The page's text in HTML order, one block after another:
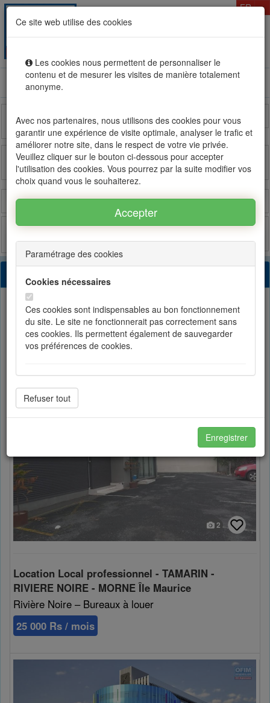
Ce site web utilise des cookies
Les cookies nous permettent de personnaliser le
contenu et de mesurer les visites de manière totalement
anonyme.
Avec nos partenaires, nous utilisons des cookies pour vous
garantir une expérience de visite optimale, analyser le trafic et
améliorer notre site, dans le respect de votre vie privée.
Veuillez cliquer sur le bouton ci-dessous pour accepter
l'utilisation des cookies. Vous pourrez par la suite modifier vos
choix quand vous le souhaiterez.
Paramétrage des cookies
Cookies nécessaires
Ces cookies sont indispensables au bon fonctionnement
du site. Le site ne fonctionnerait pas correctement sans
ces cookies. Ils permettent également de sauvegarder
vos préférences de cookies.
Les cookies de préférences permettent de sauvegarder
Cookies de statistiques
Les cookies de statistiques nous permettent d'améliorer
en permanance le site pour répondre au mieux à vos
attentes et de mesurer l'audience. Les statistiques de
navigation sont anonymes.
Les cookies sociaux sont utilisés pour afficher les réseaux
sociaux afin que vous puissiez partager votre expérience
avec vos amis.
Enregistrer
FR
Location vente immobilier à l'Ile Maurice, OFIM réseau
Île de la
Réunion
Madagascar France
OFIM sur FB OFIM sur Twitter
Connexion
Favoris Estimer Poster
Liste Partager
Trier par prix Toggle Dropdown
2
Location Local professionnel - TAMARIN -
RIVIERE NOIRE - MORNE Île Maurice
Rivière Noire – Bureaux à louer
25 000 Rs / mois